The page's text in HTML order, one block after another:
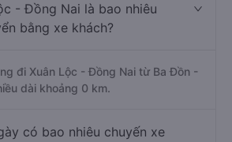
- Đồng Nai là bao nhiêu
bằng xe khách?
đi Xuân Lộc - Đồng Nai từ Ba Đồn -
dài khoảng 0 km.
có bao nhiêu chuyến xe